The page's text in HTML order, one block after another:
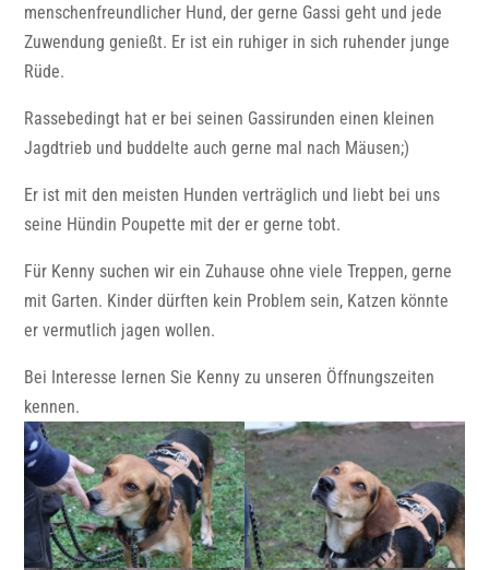
menschenfreundlicher Hund, der gerne Gassi geht und jede
Zuwendung genießt. Er ist ein ruhiger in sich ruhender junge
Rüde.
Rassebedingt hat er bei seinen Gassirunden einen kleinen
Jagdtrieb und buddelte auch gerne mal nach Mäusen;)
Er ist mit den meisten Hunden verträglich und liebt bei uns
seine Hündin Poupette mit der er gerne tobt.
Für Kenny suchen wir ein Zuhause ohne viele Treppen, gerne
mit Garten. Kinder dürften kein Problem sein, Katzen könnte
er vermutlich jagen wollen.
Bei Interesse lernen Sie Kenny zu unseren Öffnungszeiten
kennen.